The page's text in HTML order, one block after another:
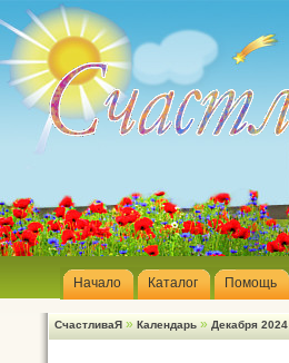
Начало Каталог Помощь
СчастливаЯ » Календарь » Декабря 2024